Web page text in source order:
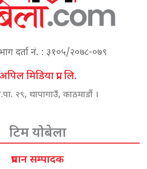
दर्ता नं. : ३१०५/२०७८-०७९
मिडिया प्रा. लि.
२९, थापागाउँ, काठमाडौं ।
टिम योबेला
प्रधान सम्पादक